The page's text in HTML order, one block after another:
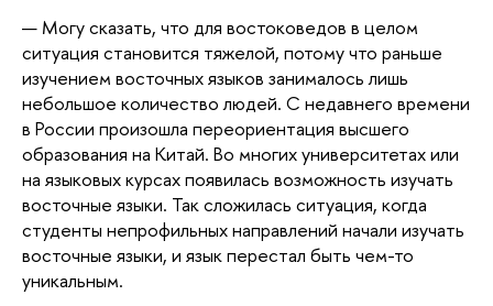
— Могу сказать, что для востоковедов в целом
ситуация становится тяжелой, потому что раньше
изучением восточных языков занималось лишь
небольшое количество людей. С недавнего времени
в России произошла переориентация высшего
образования на Китай. Во многих университетах или
на языковых курсах появилась возможность изучать
восточные языки. Так сложилась ситуация, когда
студенты непрофильных направлений начали изучать
восточные языки, и язык перестал быть чем-то
уникальным.